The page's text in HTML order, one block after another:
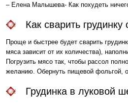
– Елена Малышева- Как похудеть
Как сварить
Проще и быстрее будет сварить
мяса зависит от их количества),
Погрузить мясо так, чтобы рассол
желанию. Обернуть пищевой фольгой,
Грудинка в луковой